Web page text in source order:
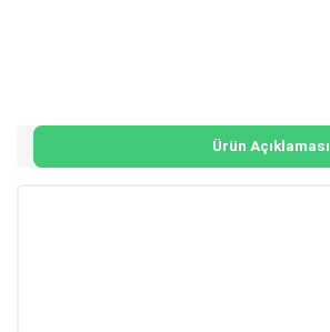
Ürün Açıklaması